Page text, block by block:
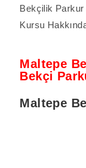
Bekçilik Parkur
Kursu
Maltepe
Bekçi
Maltepe